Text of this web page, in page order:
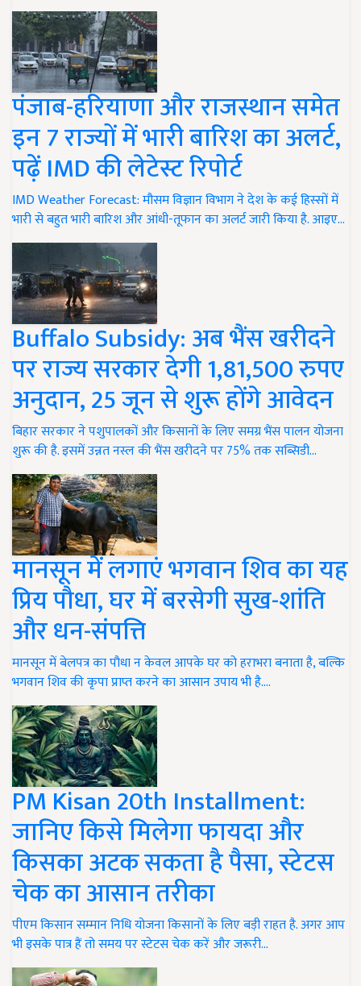
पंजाब-हरियाणा और राजस्थान समेत
इन 7 राज्यों में भारी बारिश का अलर्ट,
पढ़ें IMD की लेटेस्ट रिपोर्ट
IMD Weather Forecast: मौसम विज्ञान विभाग ने देश के कई हिस्सों में
भारी से बहुत भारी बारिश और आंधी-तूफान का अलर्ट जारी किया है. आइए…
Buffalo Subsidy: अब भैंस खरीदने
पर राज्य सरकार देगी 1,81,500 रुपए
अनुदान, 25 जून से शुरू होंगे आवेदन
बिहार सरकार ने पशुपालकों और किसानों के लिए समग्र भैंस पालन योजना
शुरू की है. इसमें उन्नत नस्ल की भैंस खरीदने पर 75% तक सब्सिडी…
मानसून में लगाएं भगवान शिव का यह
प्रिय पौधा, घर में बरसेगी सुख-शांति
और धन-संपत्ति
मानसून में बेलपत्र का पौधा न केवल आपके घर को हराभरा बनाता है, बल्कि
भगवान शिव की कृपा प्राप्त करने का आसान उपाय भी है.…
PM Kisan 20th Installment:
जानिए किसे मिलेगा फायदा और
किसका अटक सकता है पैसा, स्टेटस
चेक का आसान तरीका
पीएम किसान सम्मान निधि योजना किसानों के लिए बड़ी राहत है. अगर आप
भी इसके पात्र हैं तो समय पर स्टेटस चेक करें और जरूरी…